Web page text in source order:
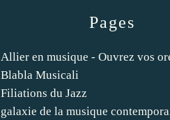
Pages
Allier en musique - Ouvrez vos
Blabla Musicali
Filiations du Jazz
galaxie de la musique